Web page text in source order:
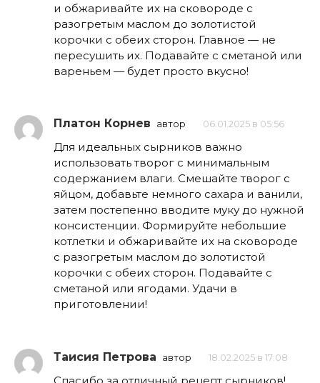
и обжаривайте их на сковороде с
разогретым маслом до золотистой
корочки с обеих сторон. Главное — не
пересушить их. Подавайте с сметаной или
вареньем — будет просто вкусно!
Платон Корнев автор 06.01.2025 в 05:56
Для идеальных сырников важно
использовать творог с минимальным
содержанием влаги. Смешайте творог с
яйцом, добавьте немного сахара и ванили,
затем постепенно вводите муку до нужной
консистенции. Формируйте небольшие
котлетки и обжаривайте их на сковороде
с разогретым маслом до золотистой
корочки с обеих сторон. Подавайте с
сметаной или ягодами. Удачи в
приготовлении!
Таисия Петрова автор 18.02.2025 в 17:08
Спасибо за отличный рецепт сырников!